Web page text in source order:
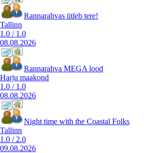
Rannarahvas ütleb tere!
Tallinn
1.0 / 1.0
08.08.2026
Rannarahva MEGA lood
Harju maakond
1.0 / 1.0
08.08.2026
Night time with the Coastal Folks
Tallinn
1.0 / 2.0
09.08.2026